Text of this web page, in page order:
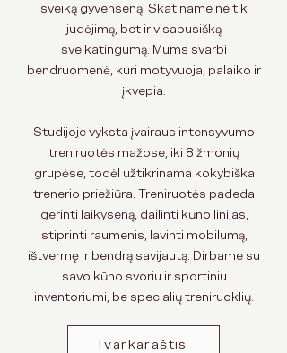
sveiką gyvenseną. Skatiname ne tik
judėjimą, bet ir visapusišką
sveikatingumą. Mums svarbi
bendruomenė, kuri motyvuoja, palaiko ir
įkvepia.
Studijoje vyksta įvairaus intensyvumo
treniruotės mažose, iki 8 žmonių
grupėse, todėl užtikrinama kokybiška
trenerio priežiūra. Treniruotės padeda
gerinti laikyseną, dailinti kūno linijas,
stiprinti raumenis, lavinti mobilumą,
ištvermę ir bendrą savijautą. Dirbame su
savo kūno svoriu ir sportiniu
inventoriumi, be specialių treniruoklių.
Tvarkaraštis